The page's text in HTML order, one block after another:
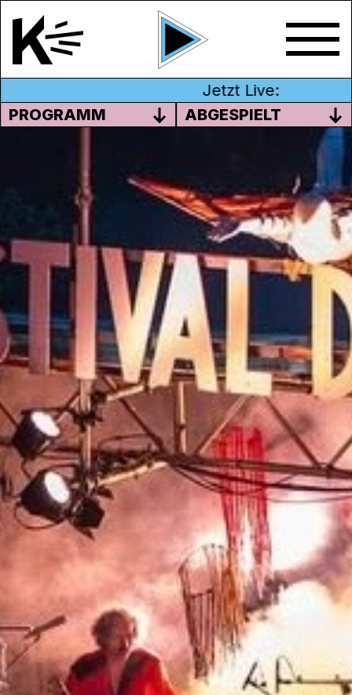
Jetzt Live:
PROGRAMM
ABGESPIELT
FESTIVAL DES ARCS, 19./20.
Start in die Sommerfestivalsaison: Wie in
den letzten Jahren gehts in der Gipsrube in
Ehrendingen los. Wir freuen uns sehr auf
das
Festival des Arcs. Mit viel Liebe zum
Detail entsteht dort immer ein zauberhaftes
Festivalgelände. Wir bringen dir an beiden
Abenden die Livemusik direkt auf die
On Air Konzerte am Freitag, 19. Juni
19.00 PABLODALI
20.00 HAIMOS
21.15 MÄNNERCHOR EHRENDINGEN
22.00 GUSTAV GURKE
23.00 THE NOZEZ
00.15 DISTRICT 5
➡️ Moderation: Johanna Ruoff, Lino Bühler
& Giulia Zaccardo von der
Ausbildungsredaktion
On Air Konzerte am Samstag, 20. Juni